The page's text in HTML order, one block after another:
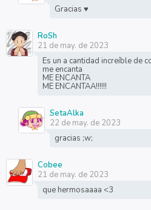
Gracias ♥
RoSh
21 de may. de 2023
Es un a cantidad increíble de
me encanta
ME ENCANTA
ME ENCANTAA!!!!!!
SetaAlka
22 de may. de 2023
gracias ;w;
Cobee
21 de may. de 2023
que hermosaaaa <3